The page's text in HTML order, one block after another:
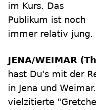
im Kurs. Das
Publikum ist noch
immer relativ jung.
JENA/WEIMAR
hast Du's mit der
in Jena und
vielzitierte